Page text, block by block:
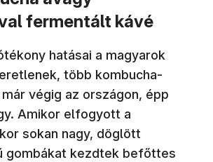
fermentált kávé
hatásai a magyarok
több kombucha-
végig az országon, épp
Amikor elfogyott a
sokan nagy, döglött
gombákat kezdtek befőttes